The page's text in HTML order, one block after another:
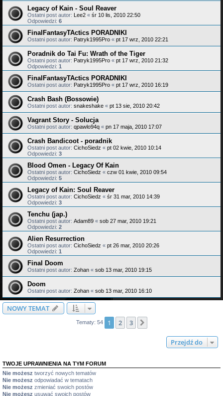
Legacy of Kain - Soul Reaver
Ostatni post autor: Lee2 « śr 10 lis, 2010 22:50
Odpowiedzi: 6
FinalFantasyTActics PORADNIKI
Ostatni post autor: Patryk1995Pro « pt 17 wrz, 2010 22:21
Poradnik do Tai Fu: Wrath of the Tiger
Ostatni post autor: Patryk1995Pro « pt 17 wrz, 2010 21:32
Odpowiedzi: 1
FinalFantasyTActics PORADNIKI
Ostatni post autor: Patryk1995Pro « pt 17 wrz, 2010 16:19
Crash Bash (Bossowie)
Ostatni post autor: snakeshake « pt 13 sie, 2010 20:42
Vagrant Story - Solucja
Ostatni post autor: qpawlo94q « pn 17 maja, 2010 17:07
Crash Bandicoot - poradnik
Ostatni post autor: CichoSiedz « pt 02 kwie, 2010 10:14
Odpowiedzi: 3
Blood Omen - Legacy Of Kain
Ostatni post autor: CichoSiedz « czw 01 kwie, 2010 09:54
Odpowiedzi: 5
Legacy of Kain: Soul Reaver
Ostatni post autor: CichoSiedz « śr 31 mar, 2010 14:39
Odpowiedzi: 3
Tenchu (jap.)
Ostatni post autor: Adam89 « sob 27 mar, 2010 19:21
Odpowiedzi: 2
Alien Resurrection
Ostatni post autor: CichoSiedz « pt 26 mar, 2010 20:26
Odpowiedzi: 1
Final Doom
Ostatni post autor: Zohan « sob 13 mar, 2010 19:15
Doom
Ostatni post autor: Zohan « sob 13 mar, 2010 16:10
NOWY TEMAT
Tematy: 54 1 2 3
Przejdź do
TWOJE UPRAWNIENIA NA TYM FORUM
Nie możesz tworzyć nowych tematów
Nie możesz odpowiadać w tematach
Nie możesz zmieniać swoich postów
Nie możesz usuwać swoich postów